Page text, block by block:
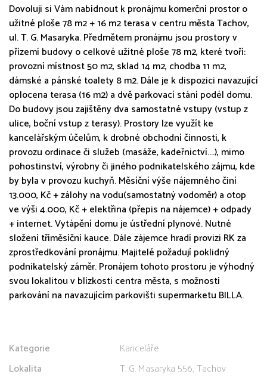
Dovoluji si Vám nabídnout k pronájmu komerční prostor o
užitné ploše 78 m2 + 16 m2 terasa v centru města Tachov,
ul. T. G. Masaryka. Předmětem pronájmu jsou prostory v
přízemí budovy o celkové užitné ploše 78 m2, které tvoří:
provozní místnost 50 m2, sklad 14 m2, chodba 11 m2,
dámské a pánské toalety 8 m2. Dále je k dispozici navazující
oplocena terasa (16 m2) a dvě parkovací stání podél domu.
Do budovy jsou zajištěny dva samostatné vstupy (vstup z
ulice, boční vstup z terasy). Prostory lze využít ke
kancelářským účelům, k drobné obchodní činnosti, k
provozu ordinace či služeb (masáže, kadeřnictví....), mimo
pohostinství, výrobny či jiného podnikatelského zájmu, kde
by byla v provozu kuchyň. Měsíční výše nájemného činí
13.000, Kč + zálohy na vodu(samostatný vodoměr) a otop
ve výši 4.000, Kč + elektřina (přepis na nájemce) + odpady
+ internet. Vytápění domu je ústřední plynové. Nutné
složení tříměsíční kauce. Dále zájemce hradí provizi RK za
zprostředkování pronájmu. Majitelé požadují poklidný
podnikatelský záměr. Pronájem tohoto prostoru je výhodný
svou lokalitou v blízkosti centra města, s možností
parkování na navazujícím parkovišti supermarketu BILLA.
Kategorie
Kanceláře
Lokalita
T. G. Masaryka 556, Tachov